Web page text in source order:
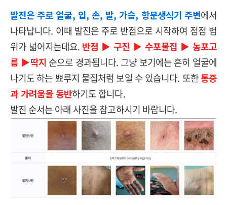
발진은 주로 얼굴, 입, 손, 발, 가슴, 항문생식기 주변에서
나타납니다. 이때 발진은 주로 반점으로 시작하여 점점 범
위가 넓어지는데요. 반점 ▶ 구진 ▶ 수포물집 ▶ 농포고
름 ▶딱지 순으로 경과됩니다. 그냥 보기에는 흔히 얼굴에
나기도 하는 뾰루지 물집처럼 보일 수 있습니다. 또한통증
과 가려움을 동반하기도 합니다.
발진 순서는 아래 사진을 참고하시기 바랍니다.